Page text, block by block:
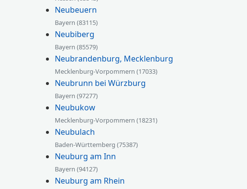
Neubeuern
Bayern (83115)
Neubiberg
Bayern (85579)
Neubrandenburg, Mecklenburg
Mecklenburg-Vorpommern (17033)
Neubrunn bei Würzburg
Bayern (97277)
Neubukow
Mecklenburg-Vorpommern (18231)
Neubulach
Baden-Württemberg (75387)
Neuburg am Inn
Bayern (94127)
Neuburg am Rhein